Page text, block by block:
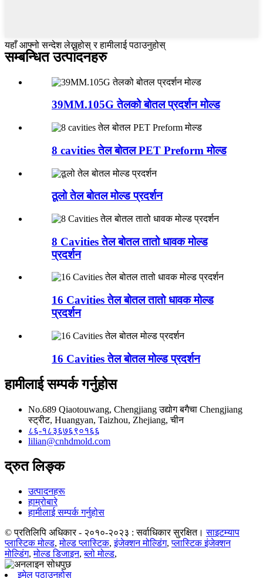
यहाँ आफ्नो सन्देश लेख्नुहोस् र हामीलाई पठाउनुहोस्
सम्बन्धित उत्पादनहरु
39MM.105G तेलको बोतल प्रदर्शन मोल्ड
8 cavities तेल बोतल PET Preform मोल्ड
ठूलो तेल बोतल मोल्ड प्रदर्शन
8 Cavities तेल बोतल तातो धावक मोल्ड
प्रदर्शन
16 Cavities तेल बोतल तातो धावक मोल्ड
प्रदर्शन
16 Cavities तेल बोतल मोल्ड प्रदर्शन
हामीलाई सम्पर्क गर्नुहोस
No.689 Qiaotouwang, Chengjiang उद्योग बगैचा Chengjiang
स्ट्रीट, Huangyan, Taizhou, Zhejiang, चीन
८६-१८३६७६९०१६६
lilian@cnhdmold.com
द्रुत लिङ्क
उत्पादनहरू
हाम्रोबारे
हामीलाई सम्पर्क गर्नुहोस
© प्रतिलिपि अधिकार - २०१०-२०२३ : सर्वाधिकार सुरक्षित। साइटम्याप
प्लास्टिक मोल्ड,मोल्ड प्लास्टिक,इंजेक्शन मोल्डिंग,प्लास्टिक इंजेक्शन
मोल्डिंग,मोल्ड डिजाइन,ब्लो मोल्ड,
इमेल पठाउनुहोस्